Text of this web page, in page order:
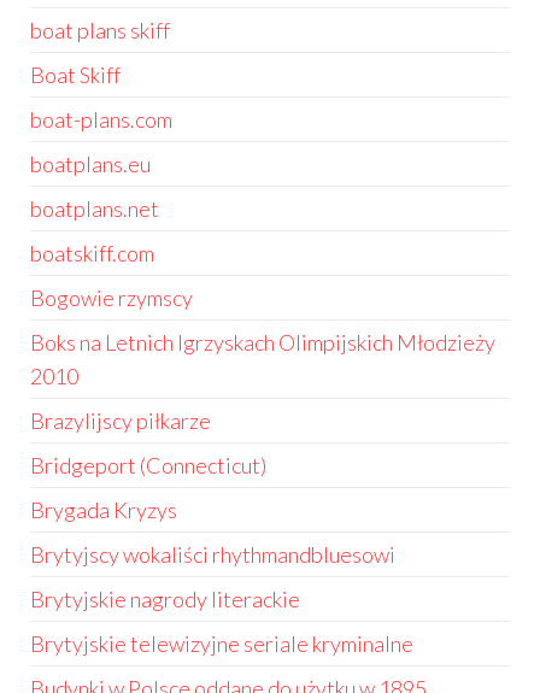
boat plans skiff
Boat Skiff
boat-plans.com
boatplans.eu
boatplans.net
boatskiff.com
Bogowie rzymscy
Boks na Letnich Igrzyskach Olimpijskich Młodzieży
2010
Brazylijscy piłkarze
Bridgeport (Connecticut)
Brygada Kryzys
Brytyjscy wokaliści rhythmandbluesowi
Brytyjskie nagrody literackie
Brytyjskie telewizyjne seriale kryminalne